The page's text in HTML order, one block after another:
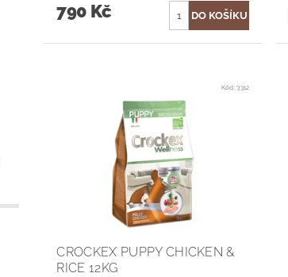
790 Kč
Kód:3312
CROCKEX PUPPY CHICKEN &
RICE 12KG